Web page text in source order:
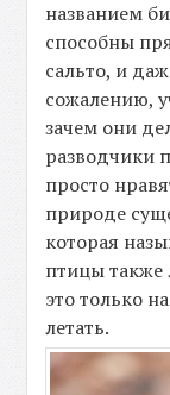
названием
способны
сальто, и
сожалению,
зачем они
разводчики
просто
природе
которая
птицы также
это только
летать.